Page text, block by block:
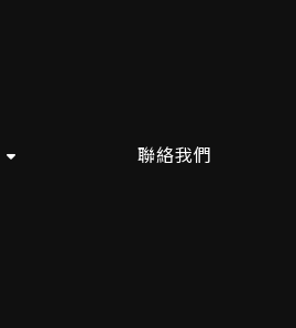
聯絡我們